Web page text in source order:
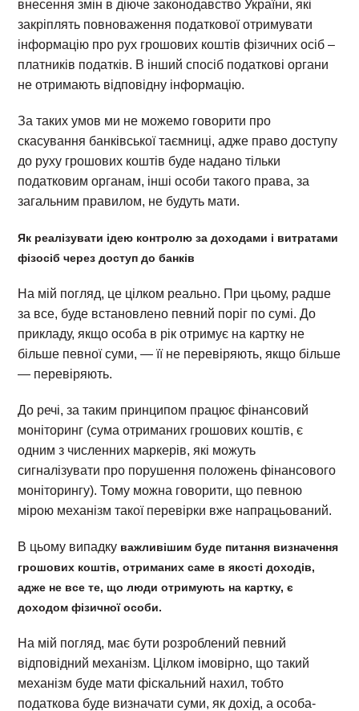
внесення змін в діюче законодавство України, які
закріплять повноваження податкової отримувати
інформацію про рух грошових коштів фізичних осіб –
платників податків. В інший спосіб податкові органи
не отримають відповідну інформацію.
За таких умов ми не можемо говорити про
скасування банківської таємниці, адже право доступу
до руху грошових коштів буде надано тільки
податковим органам, інші особи такого права, за
загальним правилом, не будуть мати.
Як реалізувати ідею контролю за доходами і витратами
фізосіб через доступ до банків
На мій погляд, це цілком реально. При цьому, радше
за все, буде встановлено певний поріг по сумі. До
прикладу, якщо особа в рік отримує на картку не
більше певної суми, — її не перевіряють, якщо більше
— перевіряють.
До речі, за таким принципом працює фінансовий
моніторинг (сума отриманих грошових коштів, є
одним з численних маркерів, які можуть
сигналізувати про порушення положень фінансового
моніторингу). Тому можна говорити, що певною
мірою механізм такої перевірки вже напрацьований.
В цьому випадку важливішим буде питання визначення
грошових коштів, отриманих саме в якості доходів,
адже не все те, що люди отримують на картку, є
доходом фізичної особи.
На мій погляд, має бути розроблений певний
відповідний механізм. Цілком імовірно, що такий
механізм буде мати фіскальний нахил, тобто
податкова буде визначати суми, як дохід, а особа-